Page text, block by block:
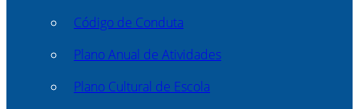
Código de Conduta
Plano Anual de Atividades
Plano Cultural de Escola